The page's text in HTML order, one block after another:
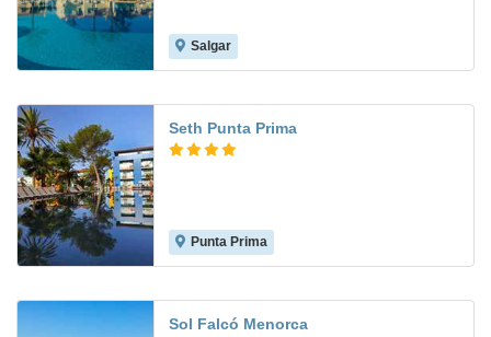
Salgar
Seth Punta Prima
Punta Prima
Sol Falcó Menorca